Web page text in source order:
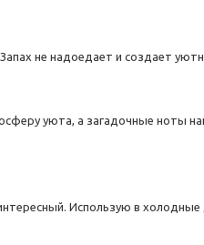
не надоедает и создает
уюта, а загадочные ноты
Использую в холодные